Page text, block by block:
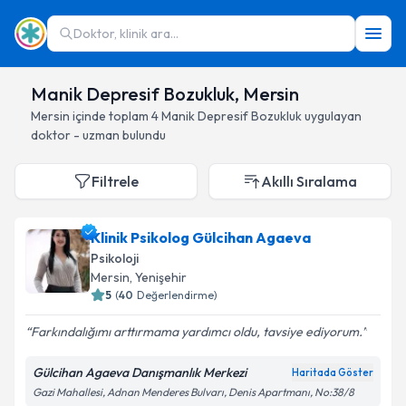
Doktor, klinik ara...
Manik Depresif Bozukluk, Mersin
Mersin içinde toplam 4Manik Depresif Bozuklukuygulayan
doktor - uzman bulundu
Filtrele Akıllı Sıralama
Klinik Psikolog Gülcihan Agaeva
Psikoloji
Mersin, Yenişehir
5 (40 Değerlendirme)
Farkındalığımı arttırmama yardımcı oldu, tavsiye ediyorum.
Gülcihan Agaeva Danışmanlık Merkezi Haritada Göster
Gazi Mahallesi, Adnan Menderes Bulvarı, Denis Apartmanı, No:38/8